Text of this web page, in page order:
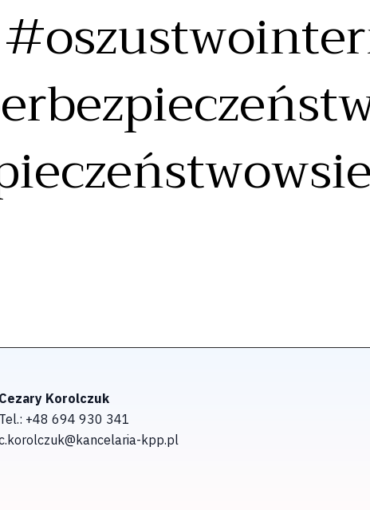
Cezary Korolczuk
Tel.: +48 694 930 341
kpp.pl